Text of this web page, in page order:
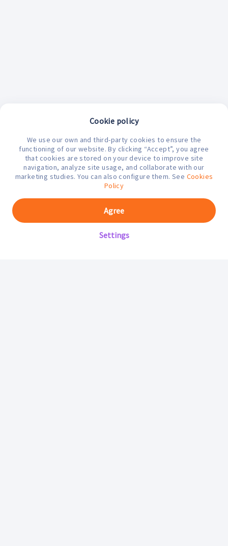
¿En qué podemos ayudarte hoy?
Cookie policy
We use our own and third-party cookies to ensure the
functioning of our website. By clicking “Accept”, you agree
that cookies are stored on your device to improve site
navigation, analyze site usage, and collaborate with our
marketing studies. You can also configure them. See Cookies
Policy
Settings
Agree